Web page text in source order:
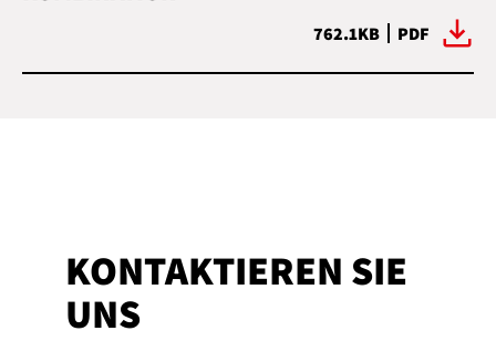
762.1KB PDF
KONTAKTIEREN SIE
UNS